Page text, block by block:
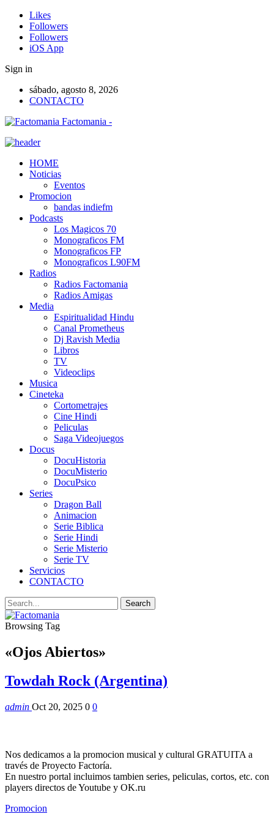
Likes
Followers
Followers
iOS App
Sign in
sábado, agosto 8, 2026
CONTACTO
Factomania -
HOME
Noticias
Eventos
Promocion
bandas indiefm
Podcasts
Los Magicos 70
Monograficos FM
Monograficos FP
Monograficos L90FM
Radios
Radios Factomania
Radios Amigas
Media
Espiritualidad Hindu
Canal Prometheus
Dj Ravish Media
Libros
TV
Videoclips
Musica
Cineteka
Cortometrajes
Cine Hindi
Peliculas
Saga Videojuegos
Docus
DocuHistoria
DocuMisterio
DocuPsico
Series
Dragon Ball
Animacion
Serie Biblica
Serie Hindi
Serie Misterio
Serie TV
Servicios
CONTACTO
Browsing Tag
«Ojos Abiertos»
Towdah Rock (Argentina)
admin Oct 20, 2025 0 0
Nos dedicamos a la promocion musical y cultural GRATUITA a
través de Proyecto Factoría.
En nuestro portal incluimos tambien series, peliculas, cortos, etc. con
players directos de Youtube y OK.ru
Promocion